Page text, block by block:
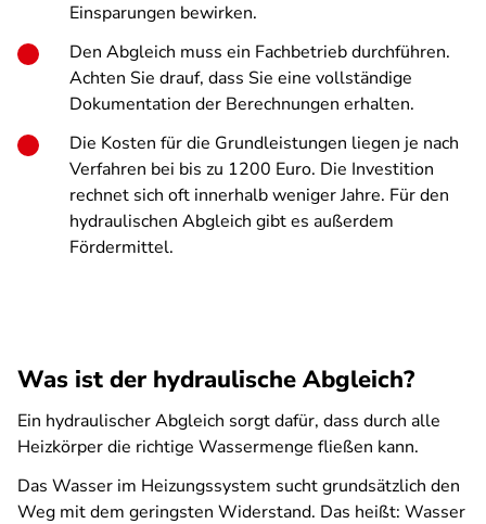
Einsparungen bewirken.
Den Abgleich muss ein Fachbetrieb durchführen.
Achten Sie drauf, dass Sie eine vollständige
Dokumentation der Berechnungen erhalten.
Die Kosten für die Grundleistungen liegen je nach
Verfahren bei bis zu 1200 Euro. Die Investition
rechnet sich oft innerhalb weniger Jahre. Für den
hydraulischen Abgleich gibt es außerdem
Fördermittel.
Was ist der hydraulische Abgleich?
Ein hydraulischer Abgleich sorgt dafür, dass durch alle
Heizkörper die richtige Wassermenge fließen kann.
Das Wasser im Heizungssystem sucht grundsätzlich den
Weg mit dem geringsten Widerstand. Das heißt: Wasser